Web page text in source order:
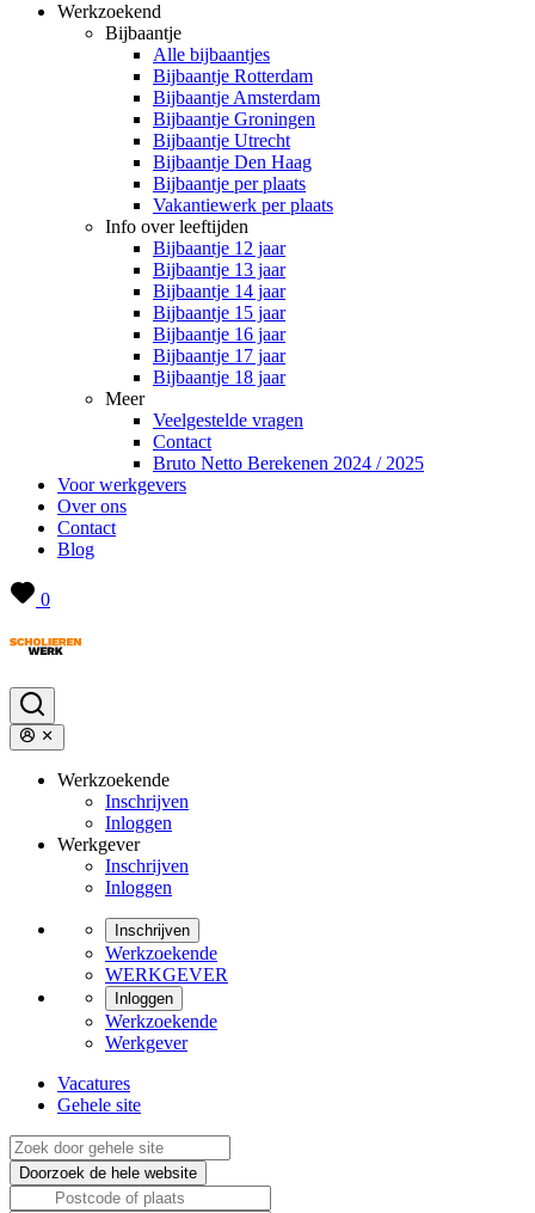
Werkzoekend
Bijbaantje
Alle bijbaantjes
Bijbaantje Rotterdam
Bijbaantje Amsterdam
Bijbaantje Groningen
Bijbaantje Utrecht
Bijbaantje Den Haag
Bijbaantje per plaats
Vakantiewerk per plaats
Info over leeftijden
Bijbaantje 12 jaar
Bijbaantje 13 jaar
Bijbaantje 14 jaar
Bijbaantje 15 jaar
Bijbaantje 16 jaar
Bijbaantje 17 jaar
Bijbaantje 18 jaar
Meer
Veelgestelde vragen
Contact
Bruto Netto Berekenen 2024 / 2025
Voor werkgevers
Over ons
Contact
Blog
0
Werkzoekende
Inschrijven
Inloggen
Werkgever
Inschrijven
Inloggen
Inschrijven
Werkzoekende
WERKGEVER
Inloggen
Werkzoekende
Werkgever
Vacatures
Gehele site